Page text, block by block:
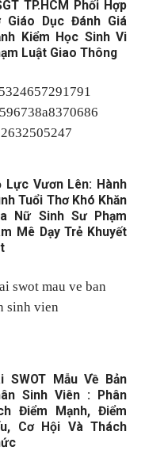
TP.HCM Phối Hợp
Giáo Dục Đánh Giá
Kiểm Học Sinh Vi
Luật Giao Thông
Lực Vươn Lên: Hành
Tuổi Thơ Khó Khăn
Nữ Sinh Sư Phạm
Mê Dạy Trẻ Khuyết
SWOT Mẫu Về Bản
Sinh Viên : Phân
Điểm Mạnh, Điểm
Cơ Hội Và Thách